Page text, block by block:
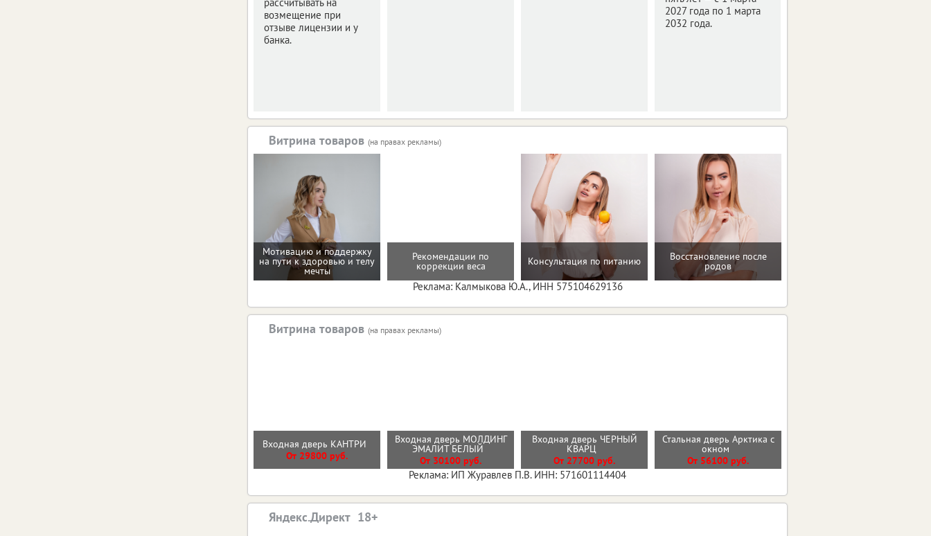
возмещение при
отзыве лицензии и у
банка.
2027 года по 1 марта
2032 года.
Витрина товаров (на правах рекламы)
Мотивацию и поддержку
на пути к здоровью и телу
мечты
Рекомендации по
коррекции веса Консультация по питанию Восстановление после
родов
Реклама: Калмыкова Ю.А., ИНН 575104629136
Витрина товаров (на правах рекламы)
Входная дверь КАНТРИ
От 29800 руб.
Входная дверь МОЛДИНГ
ЭМАЛИТ БЕЛЫЙ
От 30100 руб.
Входная дверь ЧЕРНЫЙ
КВАРЦ
От 27700 руб.
Стальная дверь Арктика с
окном
От 56100 руб.
Реклама: ИП Журавлев П.В. ИНН: 571601114404
Яндекс.Директ